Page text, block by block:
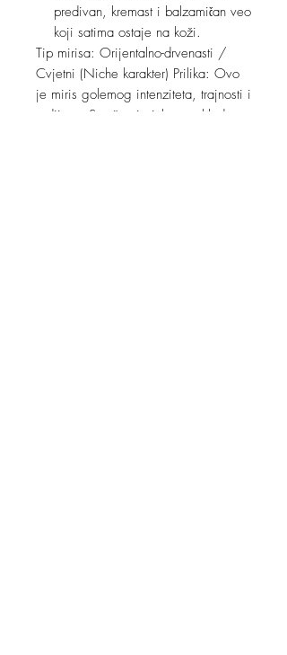
predivan, kremast i balzamičan veo
koji satima ostaje na koži.
Tip mirisa: Orijentalno-drvenasti /
Cvjetni (Niche karakter) Prilika: Ovo
je miris golemog intenziteta, trajnosti i
radijusa. Savršen je izbor za hladne